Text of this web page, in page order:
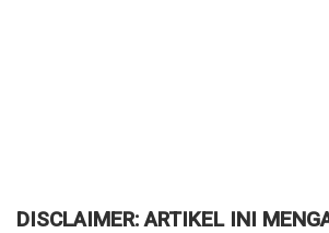
DISCLAIMER: ARTIKEL INI